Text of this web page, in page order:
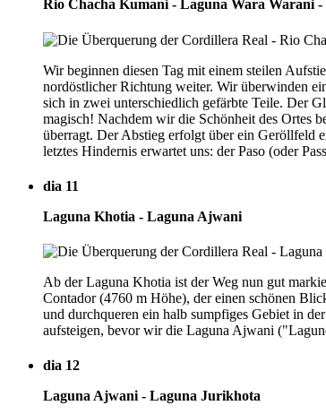
Rio Chacha Kumani - Laguna Wara Warani
Wir beginnen diesen Tag mit einem steilen
nordöstlicher Richtung weiter. Wir überwinden
sich in zwei unterschiedlich gefärbte Teile. Der
magisch! Nachdem wir die Schönheit des Ortes
überragt. Der Abstieg erfolgt über ein Geröllfeld
letztes Hindernis erwartet uns: der Paso (oder
dia 11
Laguna Khotia - Laguna Ajwani
Ab der Laguna Khotia ist der Weg nun gut
Contador (4760 m Höhe), der einen schönen
und durchqueren ein halb sumpfiges Gebiet in
aufsteigen, bevor wir die Laguna Ajwani
dia 12
Laguna Ajwani - Laguna Jurikhota